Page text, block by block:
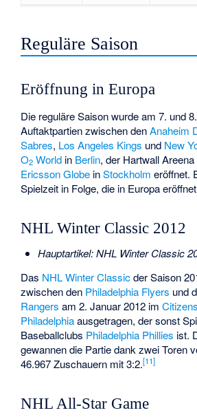
Reguläre Saison
Eröffnung in Europa
Die reguläre Saison wurde am 7. und
Auftaktpartien zwischen denAnaheim
Sabres, Los Angeles Kings und New
O2 World in Berlin, der Hartwall Areena
Ericsson Globe inStockholm eröffnet.
Spielzeit in Folge, die in Europa
NHL Winter Classic 2012
Hauptartikel:NHL Winter Classic
Das NHL Winter Classicder Saison
zwischen den Philadelphia Flyers und
Rangers am 2. Januar 2012 im
Philadelphiaausgetragen, der sonst
Baseballclubs Philadelphia Phillies ist.
gewannen die Partie dank zwei Toren
46.967 Zuschauern mit 3:2.[11]
NHL All-Star Game